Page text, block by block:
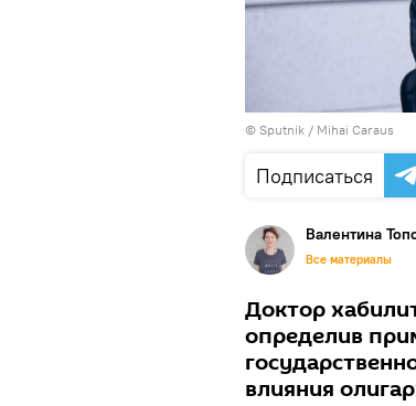
© Sputnik / Mihai Caraus
Подписаться
Валентина
Все материалы
Доктор
определив
влияния